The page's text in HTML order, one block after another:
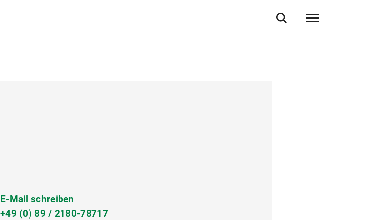
E-Mail schreiben
+49 (0) 89 / 2180-78717